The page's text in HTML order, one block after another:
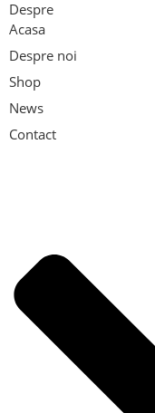
Despre
Acasa
Despre noi
Shop
News
Contact